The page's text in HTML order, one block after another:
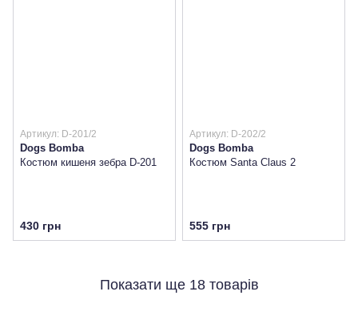
Артикул: D-201/2
Dogs Bomba
Костюм кишеня зебра D-201
430 грн
Артикул: D-202/2
Dogs Bomba
Костюм Santa Claus 2
555 грн
Показати ще 18 товарів